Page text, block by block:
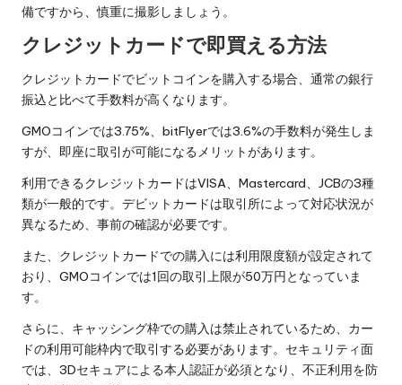
備ですから、慎重に撮影しましょう。
クレジットカードで即買える方法
クレジットカードでビットコインを購入する場合、通常の銀行
振込と比べて手数料が高くなります。
GMOコインでは3.75%、bitFlyerでは3.6%の手数料が発生しま
すが、即座に取引が可能になるメリットがあります。
利用できるクレジットカードはVISA、Mastercard、JCBの3種
類が一般的です。デビットカードは取引所によって対応状況が
異なるため、事前の確認が必要です。
また、クレジットカードでの購入には利用限度額が設定されて
おり、GMOコインでは1回の取引上限が50万円となっていま
す。
さらに、キャッシング枠での購入は禁止されているため、カー
ドの利用可能枠内で取引する必要があります。セキュリティ面
では、3Dセキュアによる本人認証が必須となり、不正利用を防